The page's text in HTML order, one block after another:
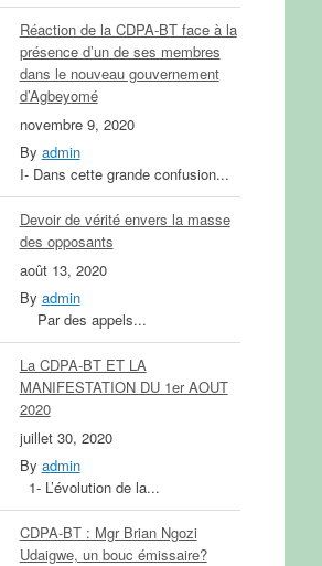
Réaction de la CDPA-BT face à la
présence d’un de ses membres
dans le nouveau gouvernement
d’Agbeyomé
novembre 9, 2020
By admin
I- Dans cette grande confusion...
Devoir de vérité envers la masse
des opposants
août 13, 2020
By admin
Par des appels...
La CDPA-BT ET LA
MANIFESTATION DU 1er AOUT
2020
juillet 30, 2020
By admin
1- L’évolution de la...
CDPA-BT : Mgr Brian Ngozi
Udaigwe, un bouc émissaire?